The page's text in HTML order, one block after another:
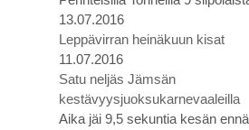
13.07.2016
Leppävirran heinäkuun kisat
11.07.2016
Satu neljäs Jämsän
kestävyysjuoksukarnevaaleilla
Aika jäi 9,5 sekuntia kesän